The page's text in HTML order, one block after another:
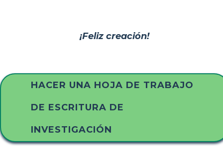
¡Feliz creación!
HACER UNA HOJA DE TRABAJO
DE ESCRITURA DE
INVESTIGACIÓN